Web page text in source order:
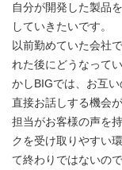
自分が開発した製品
していきたいです。
以前勤めていた会社
れた後にどうなって
かしBIGでは、お互
直接お話しする機会
担当がお客様の声を
クを受け取りやすい
て終わりではないの